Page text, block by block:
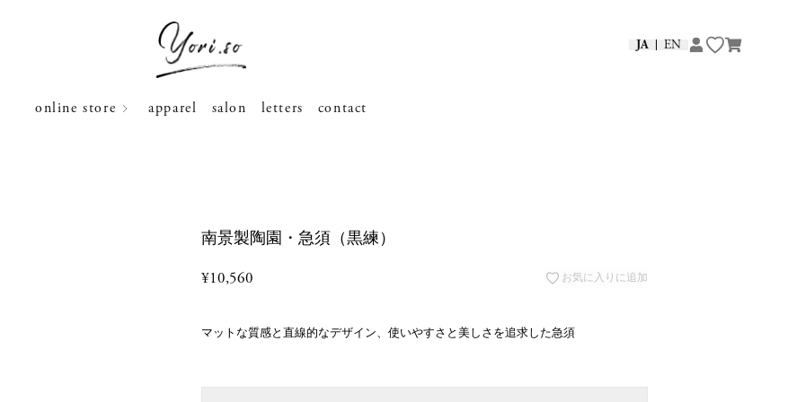
online store apparel salon letters contact
JA EN
南景製陶園・急須（黒練）
¥10,560 お気に入りに追加
マットな質感と直線的なデザイン、使いやすさと美しさを追求した急須